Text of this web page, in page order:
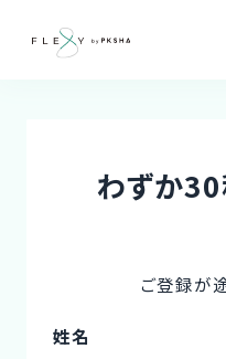
わずか
ご登録が
姓名